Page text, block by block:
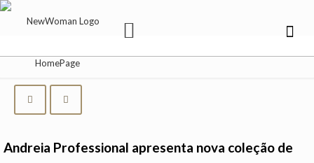
Andreia Professional apresenta nova coleção de